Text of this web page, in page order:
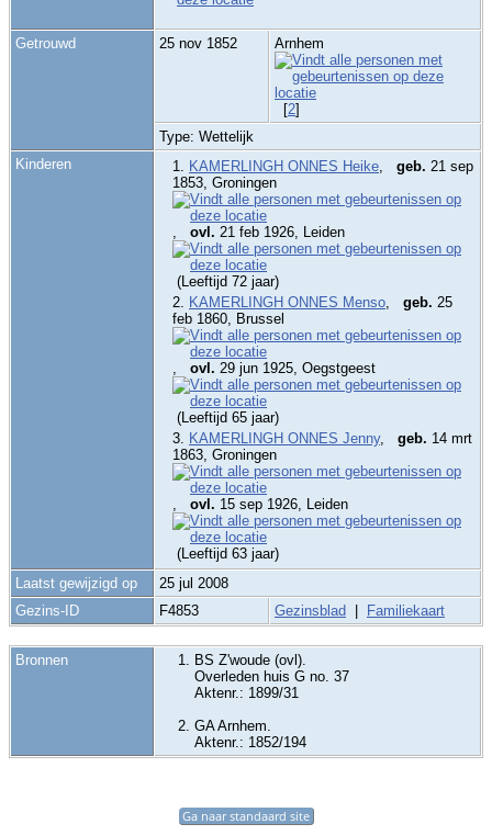
Getrouwd 25 nov 1852 Arnhem
[2]
Type: Wettelijk
Kinderen
1. KAMERLINGH ONNES Heike, geb. 21 sep
1853, Groningen
, ovl. 21 feb 1926, Leiden
(Leeftijd 72 jaar)
2. KAMERLINGH ONNES Menso, geb. 25
feb 1860, Brussel
, ovl. 29 jun 1925, Oegstgeest
(Leeftijd 65 jaar)
3. KAMERLINGH ONNES Jenny, geb. 14 mrt
1863, Groningen
, ovl. 15 sep 1926, Leiden
(Leeftijd 63 jaar)
Laatst gewijzigd op
25 jul 2008
Gezins-ID
F4853 Gezinsblad Familiekaart
Bronnen
BS Z'woude (ovl).
Overleden huis G no. 37
Aktenr.: 1899/31
GA Arnhem.
Aktenr.: 1852/194
Ga naar standaard site